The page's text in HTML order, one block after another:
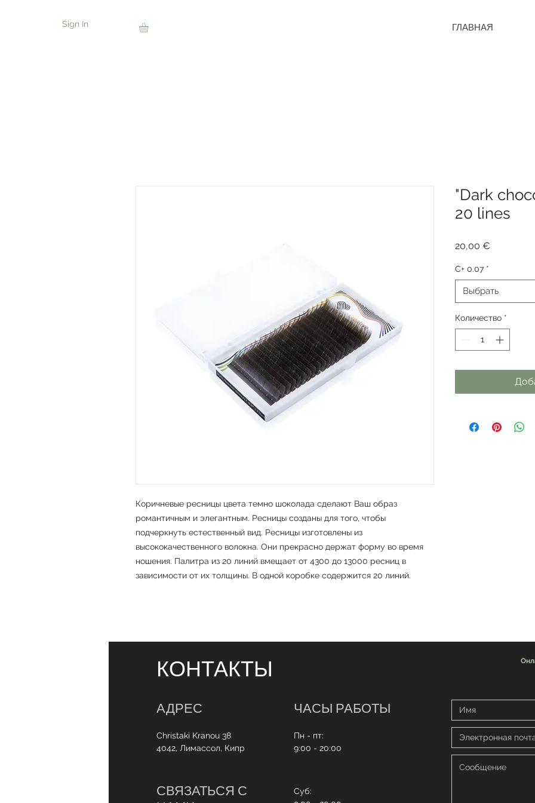
Sign In ГЛАВНАЯ
Коричневые ресницы цвета темно шоколада сделают Ваш образ
романтичным и элегантным. Ресницы созданы для того, чтобы
подчеркнуть естественный вид. Ресницы изготовлены из
высококачественного волокна. Они прекрасно держат форму во время
ношения. Палитра из 20 линий вмещает от 4300 до 13000 ресниц в
зависимости от их толщины. В одной коробке содержится 20 линий.
"Dark
20 lines
20,00 €
C+ 0.07 *
Выбрать
Количество *
КОНТАКТЫ
АДРЕС
Christaki Kranou 38
4042, Лимассол, Кипр
ЧАСЫ РАБОТЫ
Пн - пт:
9:00 - 20:00
СВЯЗАТЬСЯ С
Суб: